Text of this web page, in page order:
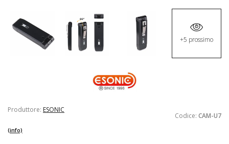
+5 prossimo
Produttore: ESONIC
Codice: CAM-U7
(info)